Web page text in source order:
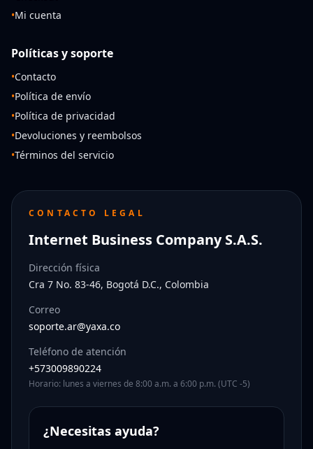
•Mi cuenta
Políticas y soporte
•Contacto
•Política de envío
•Política de privacidad
•Devoluciones y reembolsos
•Términos del servicio
CONTACTO LEGAL
Internet Business Company S.A.S.
Dirección física
Cra 7 No. 83-46, Bogotá D.C., Colombia
Correo
soporte.ar@yaxa.co
Teléfono de atención
+573009890224
Horario: lunes a viernes de 8:00 a.m. a 6:00 p.m. (UTC -5)
¿Necesitas ayuda?